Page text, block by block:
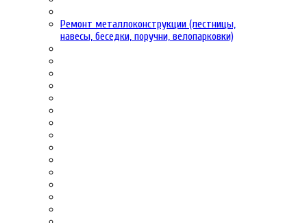
Ремонт металлоконструкции (лестницы,
навесы, беседки, поручни, велопарковки)